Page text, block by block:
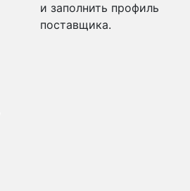
и заполнить профиль
поставщика.